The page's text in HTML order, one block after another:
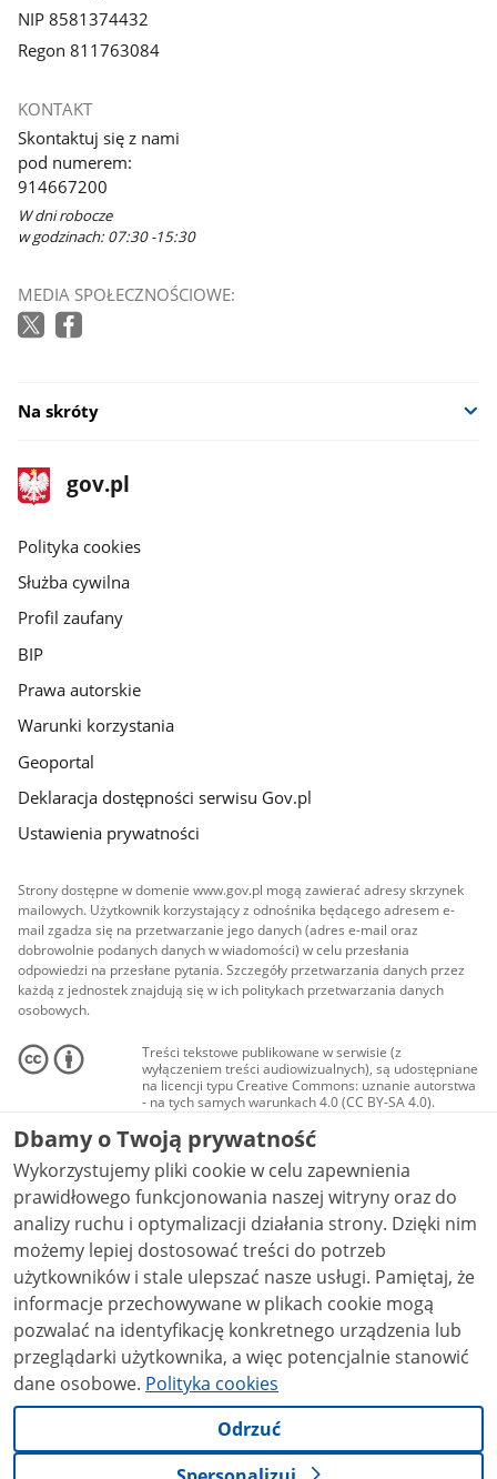
NIP 8581374432
Regon 811763084
KONTAKT
Skontaktuj się z nami
pod numerem:
914667200
W dni robocze
w godzinach: 07:30 -15:30
MEDIA SPOŁECZNOŚCIOWE:
Na skróty
stopka
gov.pl
Strona
gov.pl
gov.pl
Polityka cookies
Służba cywilna
Profil zaufany
BIP
Prawa autorskie
Warunki korzystania
Geoportal
Deklaracja dostępności serwisu Gov.pl
Ustawienia prywatności
Strony dostępne w domenie www.gov.pl mogą zawierać adresy skrzynek
mailowych. Użytkownik korzystający z odnośnika będącego adresem e-
mail zgadza się na przetwarzanie jego danych (adres e-mail oraz
dobrowolnie podanych danych w wiadomości) w celu przesłania
odpowiedzi na przesłane pytania. Szczegóły przetwarzania danych przez
każdą z jednostek znajdują się w ich politykach przetwarzania danych
osobowych.
Treści tekstowe publikowane w serwisie (z
wyłączeniem treści audiowizualnych), są udostępniane
na licencji typu Creative Commons: uznanie autorstwa
- na tych samych warunkach 4.0 (CC BY-SA 4.0).
Materiały audiowizualne, w tym zdjęcia, materiały
audio i wideo, są udostępniane na licencji typu
Creative Commons: uznanie autorstwa użycie
niekomercyjne - bez utworów zależnych 4.0 (CC BY-
NC-ND 4.0), o ile nie jest to stwierdzone inaczej.
Dbamy o Twoją prywatność
Wykorzystujemy pliki cookie w celu zapewnienia
prawidłowego funkcjonowania naszej witryny oraz do
analizy ruchu i optymalizacji działania strony. Dzięki nim
możemy lepiej dostosować treści do potrzeb
użytkowników i stale ulepszać nasze usługi. Pamiętaj, że
informacje przechowywane w plikach cookie mogą
pozwalać na identyfikację konkretnego urządzenia lub
przeglądarki użytkownika, a więc potencjalnie stanowić
dane osobowe. Polityka cookies
Odrzuć